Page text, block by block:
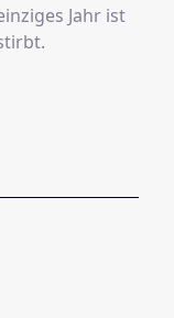
Jahr ist